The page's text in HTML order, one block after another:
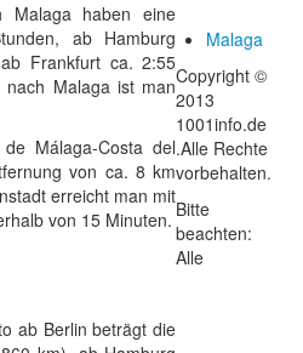
Malaga haben eine
ab Hamburg
Frankfurt ca. 2:55
Malaga ist man
Málaga-Costa del
von ca. 8 km
erreicht man mit
von 15 Minuten.
ab Berlin beträgt die
Malaga
Copyright ©
2013
1001info.de
.Alle Rechte
vorbehalten.
Bitte
beachten:
Alle